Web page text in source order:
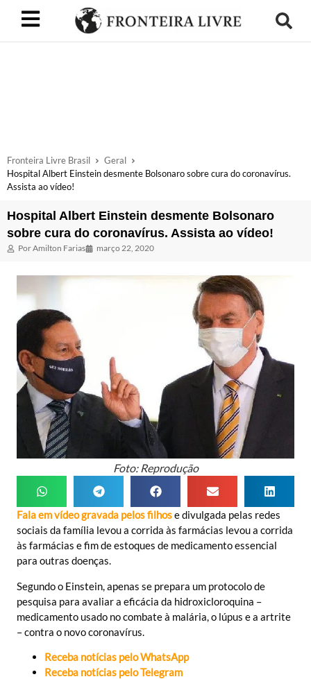
Fronteira Livre Brasil
Geral
Hospital Albert Einstein desmente Bolsonaro sobre cura do coronavírus.
Assista ao vídeo!
Hospital Albert Einstein desmente Bolsonaro
sobre cura do coronavírus. Assista ao vídeo!
PorAmilton Farias março 22, 2020
Foto: Reprodução
Fala em vídeo gravada pelos filhose divulgada pelas redes
sociais da família levou a corrida às farmácias levou a corrida
às farmácias e fim de estoques de medicamento essencial
para outras doenças.
Segundo o Einstein, apenas se prepara um protocolo de
pesquisa para avaliar a eficácia da hidroxicloroquina –
medicamento usado no combate à malária, o lúpus e a artrite
– contra o novo coronavírus.
Receba notícias pelo WhatsApp
Receba notícias pelo Telegram